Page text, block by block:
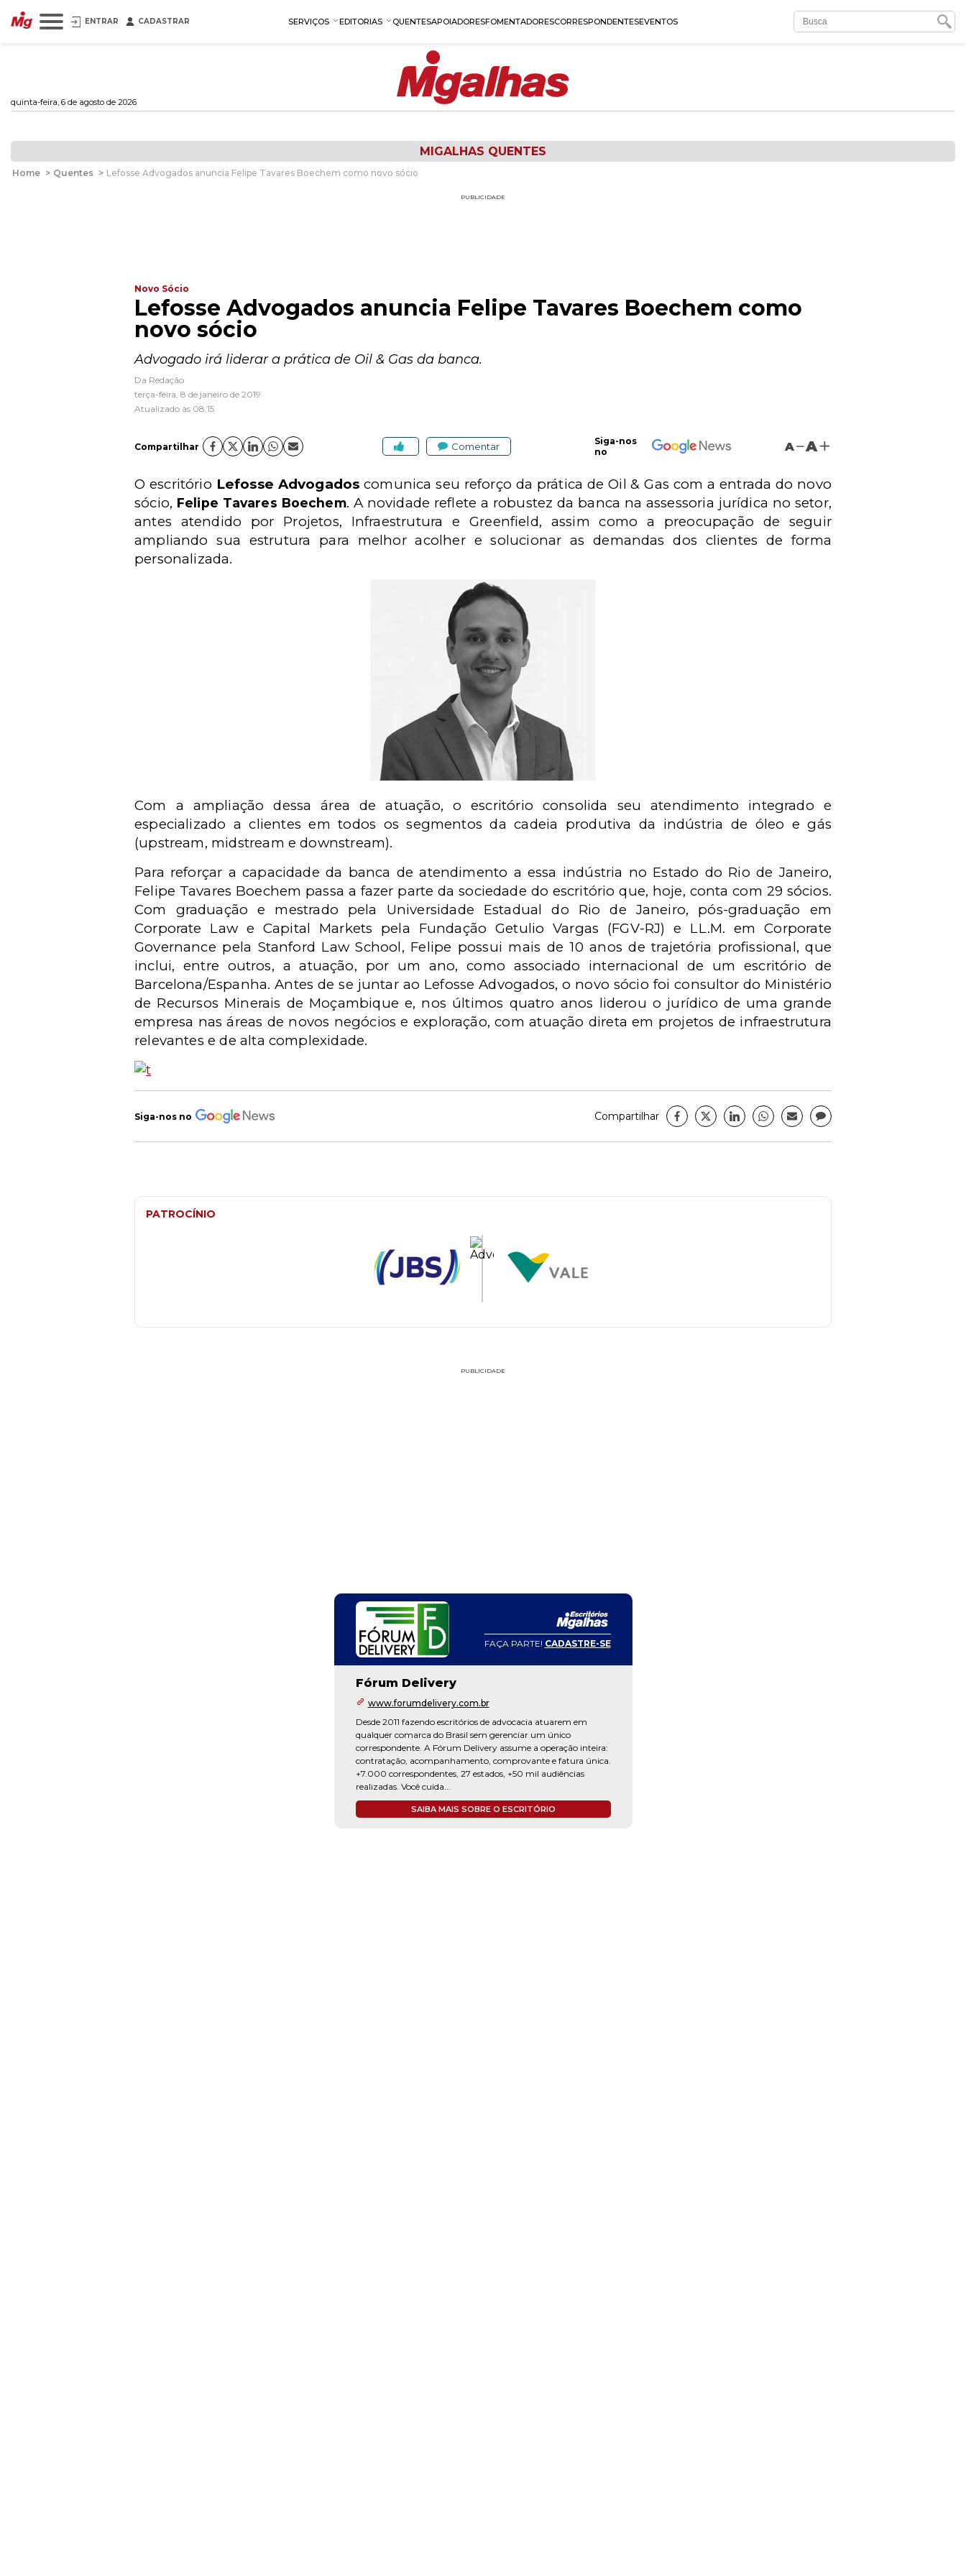
ENTRAR CADASTRAR SERVIÇOS EDITORIAS QUENTESAPOIADORESFOMENTADORESCORRESPONDENTESEVENTOS
quinta-feira, 6 de agosto de 2026
MIGALHAS QUENTES
Home > Quentes > Lefosse Advogados anuncia Felipe Tavares Boechem como novo sócio
PUBLICIDADE
Novo Sócio
Lefosse Advogados anuncia Felipe Tavares Boechem como
novo sócio
Advogado irá liderar a prática de Oil & Gas da banca.
Da Redação
terça-feira, 8 de janeiro de 2019
Atualizado às 08:15
Compartilhar Comentar
Siga-nos
no
A A
O escritório Lefosse Advogados comunica seu reforço da prática de Oil & Gas com a entrada do novo
sócio, Felipe Tavares Boechem. A novidade reflete a robustez da banca na assessoria jurídica no setor,
antes atendido por Projetos, Infraestrutura e Greenfield, assim como a preocupação de seguir
ampliando sua estrutura para melhor acolher e solucionar as demandas dos clientes de forma
personalizada.
Com a ampliação dessa área de atuação, o escritório consolida seu atendimento integrado e
especializado a clientes em todos os segmentos da cadeia produtiva da indústria de óleo e gás
(upstream, midstream e downstream).
Para reforçar a capacidade da banca de atendimento a essa indústria no Estado do Rio de Janeiro,
Felipe Tavares Boechem passa a fazer parte da sociedade do escritório que, hoje, conta com 29 sócios.
Com graduação e mestrado pela Universidade Estadual do Rio de Janeiro, pós-graduação em
Corporate Law e Capital Markets pela Fundação Getulio Vargas (FGV-RJ) e LL.M. em Corporate
Governance pela Stanford Law School, Felipe possui mais de 10 anos de trajetória profissional, que
inclui, entre outros, a atuação, por um ano, como associado internacional de um escritório de
Barcelona/Espanha. Antes de se juntar ao Lefosse Advogados, o novo sócio foi consultor do Ministério
de Recursos Minerais de Moçambique e, nos últimos quatro anos liderou o jurídico de uma grande
empresa nas áreas de novos negócios e exploração, com atuação direta em projetos de infraestrutura
relevantes e de alta complexidade.
Siga-nos no Compartilhar
PATROCÍNIO
PUBLICIDADE
FAÇA PARTE! CADASTRE-SE
Fórum Delivery
www.forumdelivery.com.br
Desde 2011 fazendo escritórios de advocacia atuarem em
qualquer comarca do Brasil sem gerenciar um único
correspondente. A Fórum Delivery assume a operação inteira:
contratação, acompanhamento, comprovante e fatura única.
+7.000 correspondentes, 27 estados, +50 mil audiências
realizadas. Você cuida...
SAIBA MAIS SOBRE O ESCRITÓRIO